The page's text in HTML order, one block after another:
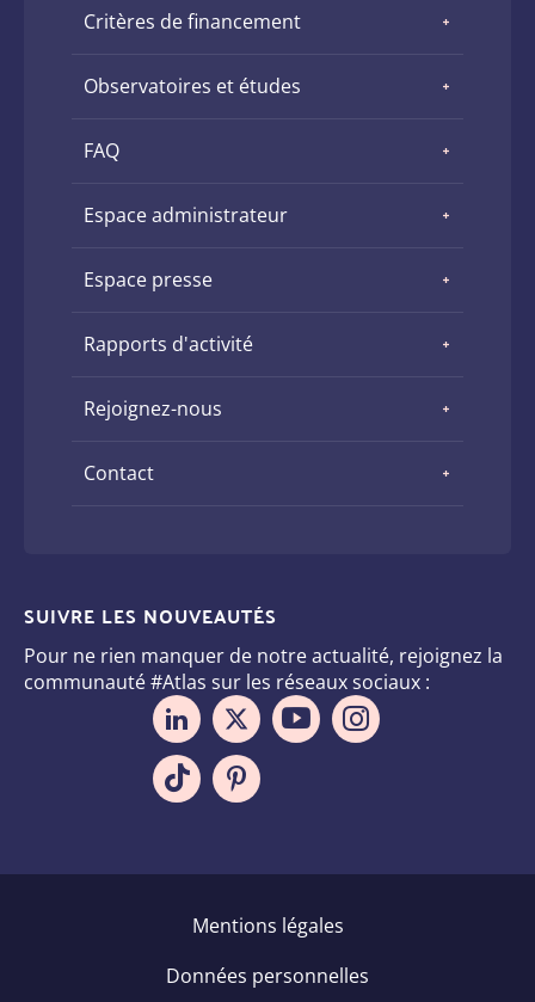
Critères de financement
Observatoires et études
FAQ
Espace administrateur
Espace presse
Rapports d'activité
Rejoignez-nous
Contact
SUIVRE LES NOUVEAUTÉS
Pour ne rien manquer de notre actualité, rejoignez la
communauté #Atlas sur les réseaux sociaux :
Mentions légales
Données personnelles